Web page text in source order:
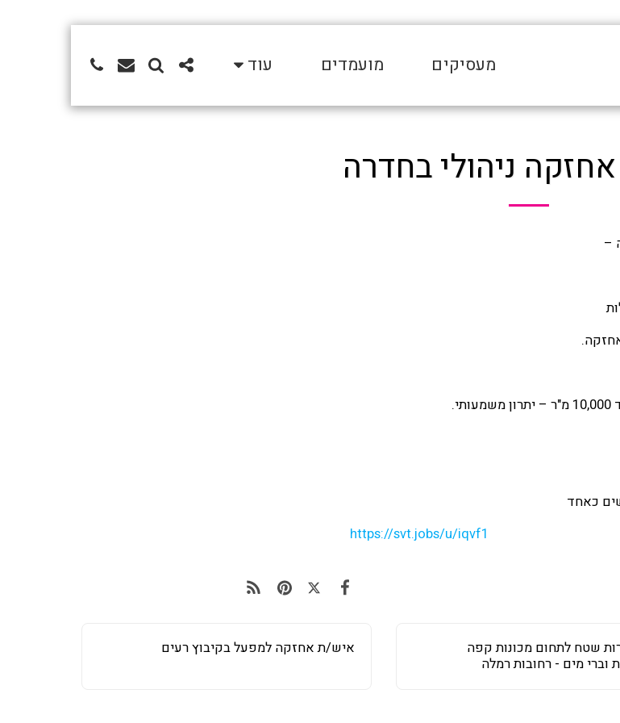
מעסיקים מועמדים עוד
ניהולי בחדרה
–
https://svt.jobs/u/iqvf1
שטח לתחום מכונות קפה
וברי מים - רחובות רמלה
איש/ת אחזקה למפעל בקיבוץ רעים